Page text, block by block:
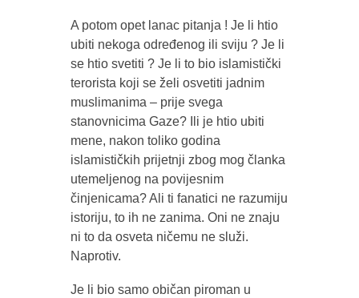
A potom opet lanac pitanja ! Je li htio
ubiti nekoga određenog ili sviju ? Je li
se htio svetiti ? Je li to bio islamistički
terorista koji se želi osvetiti jadnim
muslimanima – prije svega
stanovnicima Gaze? Ili je htio ubiti
mene, nakon toliko godina
islamističkih prijetnji zbog mog članka
utemeljenog na povijesnim
činjenicama? Ali ti fanatici ne razumiju
istoriju, to ih ne zanima. Oni ne znaju
ni to da osveta ničemu ne služi.
Naprotiv.
Je li bio samo običan piroman u